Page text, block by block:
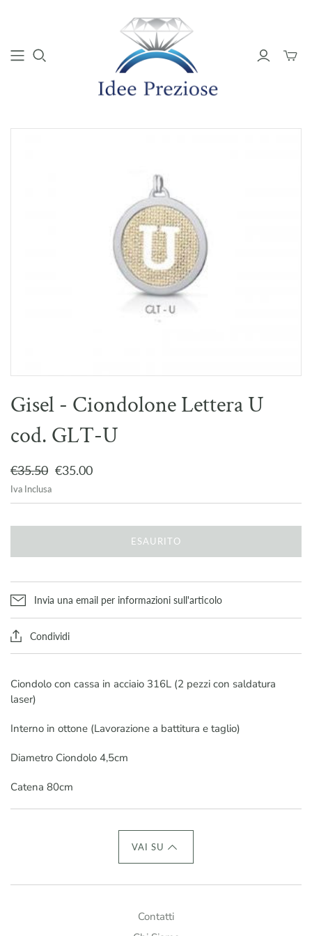
Mini
Gisel - Ciondolone Lettera U
cod. GLT-U
€35.50 €35.00
Iva Inclusa
ESAURITO
Invia una email per informazioni sull'articolo
Condividi
Ciondolo con cassa in acciaio 316L (2 pezzi con saldatura
laser)
Interno in ottone (Lavorazione a battitura e taglio)
Diametro Ciondolo 4,5cm
Catena 80cm
VAI SU
Contatti